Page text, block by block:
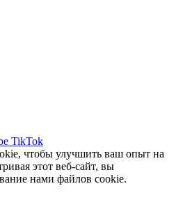
TikTok
чтобы улучшить ваш опыт на
этот веб-сайт, вы
нами файлов cookie.